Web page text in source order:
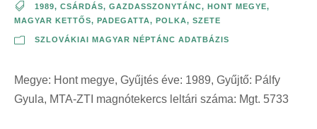
1989, CSÁRDÁS, GAZDASSZONYTÁNC, HONT MEGYE,
MAGYAR KETTŐS, PADEGATTA, POLKA, SZETE
SZLOVÁKIAI MAGYAR NÉPTÁNC ADATBÁZIS
Megye: Hont megye, Gyűjtés éve: 1989, Gyűjtő: Pálfy
Gyula, MTA-ZTI magnótekercs leltári száma: Mgt. 5733